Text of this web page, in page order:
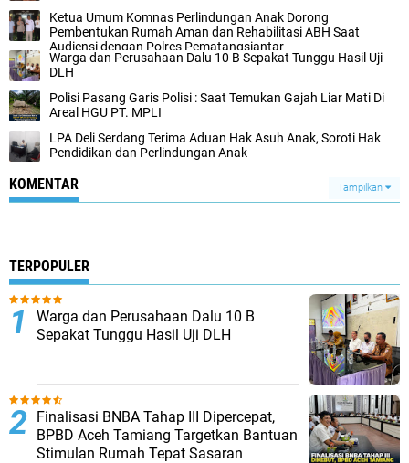
Ketua Umum Komnas Perlindungan Anak Dorong
Pembentukan Rumah Aman dan Rehabilitasi ABH Saat
Audiensi dengan Polres Pematangsiantar
Warga dan Perusahaan Dalu 10 B Sepakat Tunggu Hasil Uji
DLH
Polisi Pasang Garis Polisi : Saat Temukan Gajah Liar Mati Di
Areal HGU PT. MPLI
LPA Deli Serdang Terima Aduan Hak Asuh Anak, Soroti Hak
Pendidikan dan Perlindungan Anak
KOMENTAR Tampilkan
TERPOPULER
Warga dan Perusahaan Dalu 10 B
Sepakat Tunggu Hasil Uji DLH
Finalisasi BNBA Tahap III Dipercepat,
BPBD Aceh Tamiang Targetkan Bantuan
Stimulan Rumah Tepat Sasaran